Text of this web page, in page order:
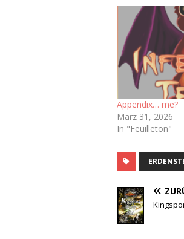
Appendix… me?
März 31, 2026
In "Feuilleton"